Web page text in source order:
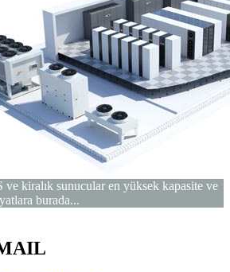
kiralık sunucular en yüksek kapasite ve
burada...